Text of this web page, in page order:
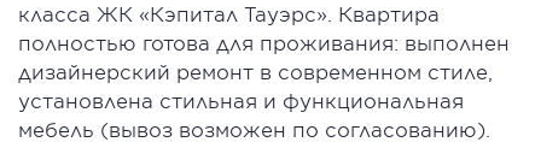
класса ЖК «Кэпитал Тауэрс». Квартира
полностью готова для проживания: выполнен
дизайнерский ремонт в современном стиле,
установлена стильная и функциональная
мебель (вывоз возможен по согласованию).